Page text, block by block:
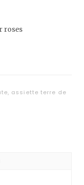
roses
, assiette terre de